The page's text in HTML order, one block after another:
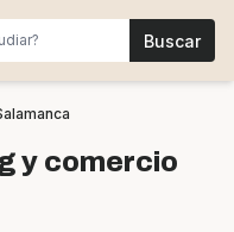
y comercio